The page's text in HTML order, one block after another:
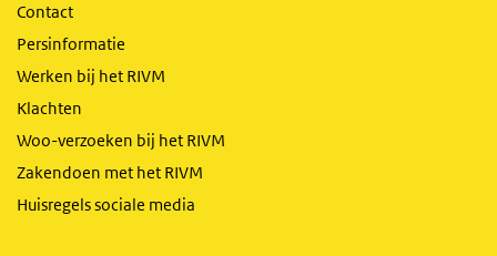
Contact
Persinformatie
Werken bij het RIVM
Klachten
Woo-verzoeken bij het RIVM
Zakendoen met het RIVM
Huisregels sociale media